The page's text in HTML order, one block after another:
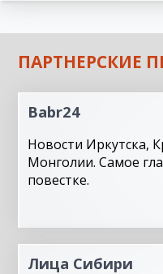
ПАРТНЕРСКИЕ
Babr24
Новости Иркутска,
Монголии. Самое
повестке.
Лица Сибири